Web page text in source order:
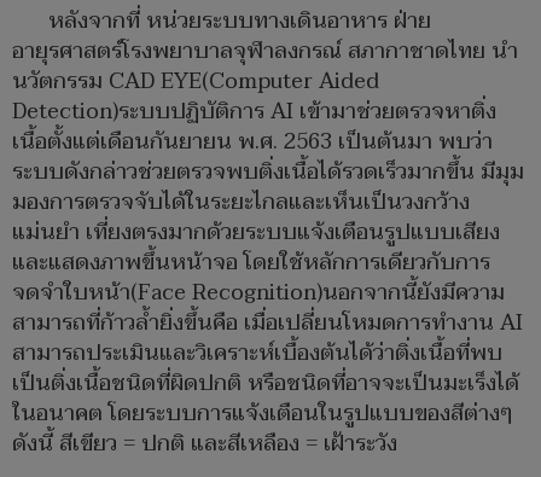
หลังจากที่ หน่วยระบบทางเดินอาหาร ฝ่าย
อายุรศาสตร์โรงพยาบาลจุฬาลงกรณ์ สภากาชาดไทย นำ
นวัตกรรม CAD EYE(Computer Aided
Detection)ระบบปฏิบัติการ AI เข้ามาช่วยตรวจหาติ่ง
เนื้อตั้งแต่เดือนกันยายน พ.ศ. 2563 เป็นต้นมา พบว่า
ระบบดังกล่าวช่วยตรวจพบติ่งเนื้อได้รวดเร็วมากขึ้น มีมุม
มองการตรวจจับได้ในระยะไกลและเห็นเป็นวงกว้าง
แม่นยำ เที่ยงตรงมากด้วยระบบแจ้งเตือนรูปแบบเสียง
และแสดงภาพขึ้นหน้าจอ โดยใช้หลักการเดียวกับการ
จดจำใบหน้า(Face Recognition)นอกจากนี้ยังมีความ
สามารถที่ก้าวล้ำยิ่งขึ้นคือ เมื่อเปลี่ยนโหมดการทำงาน AI
สามารถประเมินและวิเคราะห์เบื้องต้นได้ว่าติ่งเนื้อที่พบ
เป็นติ่งเนื้อชนิดที่ผิดปกติ หรือชนิดที่อาจจะเป็นมะเร็งได้
ในอนาคต โดยระบบการแจ้งเตือนในรูปแบบของสีต่างๆ
ดังนี้ สีเขียว = ปกติ และสีเหลือง = เฝ้าระวัง